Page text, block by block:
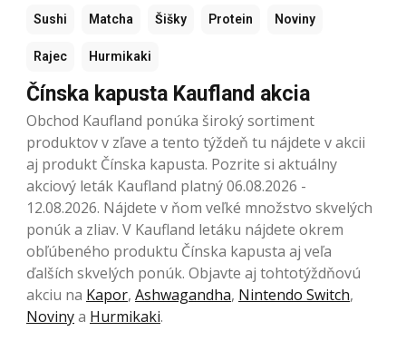
Sushi Matcha Šišky Protein Noviny
Rajec Hurmikaki
Čínska kapusta Kaufland akcia
Obchod Kaufland ponúka široký sortiment
produktov v zľave a tento týždeň tu nájdete v akcii
aj produkt Čínska kapusta. Pozrite si aktuálny
akciový leták Kaufland platný 06.08.2026 -
12.08.2026. Nájdete v ňom veľké množstvo skvelých
ponúk a zliav. V Kaufland letáku nájdete okrem
obľúbeného produktu Čínska kapusta aj veľa
ďalších skvelých ponúk. Objavte aj tohtotýždňovú
akciu na Kapor, Ashwagandha, Nintendo Switch,
Novinya Hurmikaki.